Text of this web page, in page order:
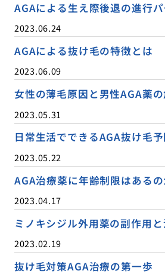
AGAによる生え際後退の進行
2023.06.24
AGAによる抜け毛の特徴とは
2023.06.09
女性の薄毛原因と男性AGA薬
2023.05.31
日常生活でできるAGA抜け毛予
2023.05.22
AGA治療薬に年齢制限はある
2023.04.17
ミノキシジル外用薬の副作用
2023.02.19
抜け毛対策AGA治療の第一歩